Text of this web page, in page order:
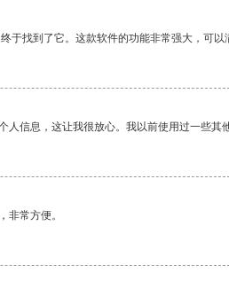
于找到了它。这款软件的功能非常强大，可
信息，这让我很放心。我以前使用过一些其
非常方便。